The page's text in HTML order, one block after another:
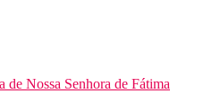
de Nossa Senhora de Fátima